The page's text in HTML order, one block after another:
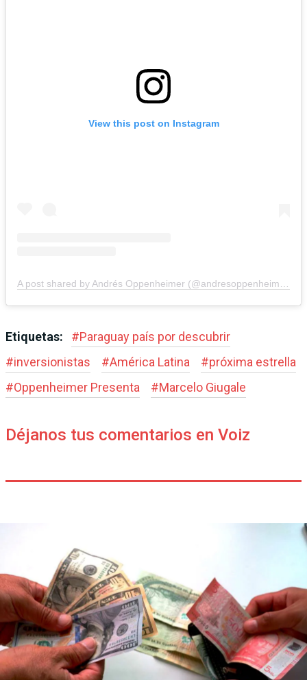
View this post on Instagram
A post shared by Andrés Oppenheimer (@andresoppenheimeroficial)
Etiquetas: #Paraguay país por descubrir
#inversionistas #América Latina #próxima estrella
#Oppenheimer Presenta #Marcelo Giugale
Déjanos tus comentarios en Voiz